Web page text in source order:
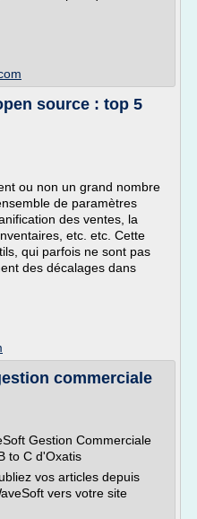
source : top 5
ou non un grand nombre
de paramètres
des ventes, la
etc. etc. Cette
qui parfois ne sont pas
des décalages dans
commerciale
Gestion Commerciale
to C d'Oxatis
vos articles depuis
vers votre site